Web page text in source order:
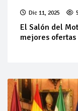
Dic 11, 2025
El Salón del
mejores ofertas